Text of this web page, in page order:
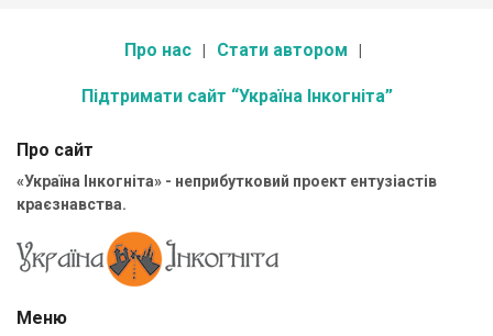
Про нас Стати автором
Підтримати сайт “Україна Інкогніта”
Про сайт
«Україна Інкогніта» - неприбутковий проект ентузіастів
краєзнавства.
Меню